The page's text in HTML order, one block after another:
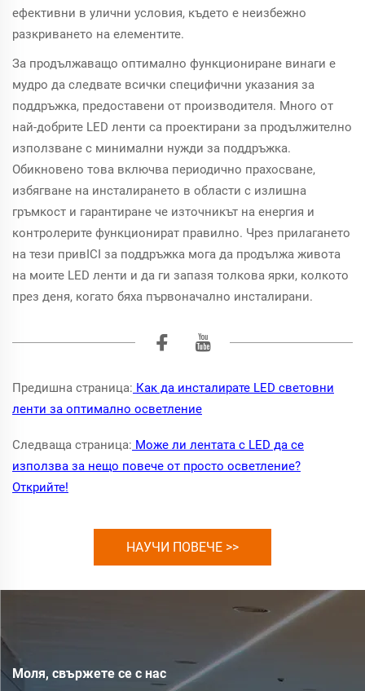
ефективни в улични условия, където е неизбежно
разкриването на елементите.
За продължаващо оптимално функциониране винаги е
мудро да следвате всички специфични указания за
поддръжка, предоставени от производителя. Много от
най-добрите LED ленти са проектирани за продължително
използване с минимални нужди за поддръжка.
Обикновено това включва периодично прахосване,
избягване на инсталирането в области с излишна
гръмкост и гарантиране че източникът на енергия и
контролерите функционират правилно. Чрез прилагането
на тези привICI за поддръжка мога да продължа живота
на моите LED ленти и да ги запазя толкова ярки, колкото
през деня, когато бяха първоначално инсталирани.
Предишна страница: Как да инсталирате LED световни
ленти за оптимално осветление
Следваща страница: Може ли лентата с LED да се
използва за нещо повече от просто осветление?
Открийте!
НАУЧИ ПОВЕЧЕ >>
Моля, свържете се с нас